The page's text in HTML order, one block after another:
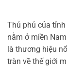
Thủ phủ của
nằm ở miền
là thương hiệu
tràn về thế giới